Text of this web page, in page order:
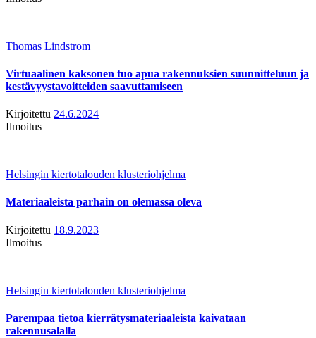
Thomas Lindstrom
Virtuaalinen kaksonen tuo apua rakennuksien suunnitteluun ja
kestävyystavoitteiden saavuttamiseen
Kirjoitettu 24.6.2024
Ilmoitus
Helsingin kiertotalouden klusteriohjelma
Materiaaleista parhain on olemassa oleva
Kirjoitettu 18.9.2023
Ilmoitus
Helsingin kiertotalouden klusteriohjelma
Parempaa tietoa kierrätysmateriaaleista kaivataan
rakennusalalla